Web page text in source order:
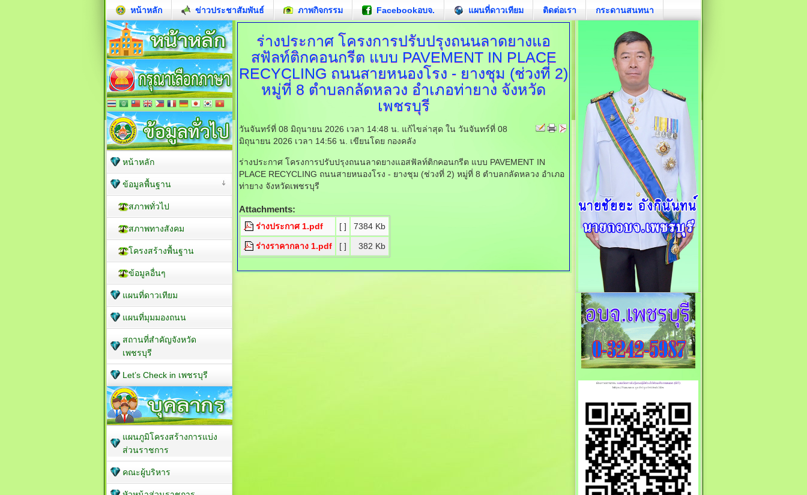
หน้าหลัก ข่าวประชาสัมพันธ์ ภาพกิจกรรม Facebookอบจ. แผนที่ดาวเทียม ติดต่อเรา กระดานสนทนา
ร่างประกาศ โครงการปรับปรุงถนนลาดยางแอ
สฟัลท์ติกคอนกรีต แบบ PAVEMENT IN PLACE
RECYCLING ถนนสายหนองโรง - ยางชุม (ช่วงที่ 2)
หมู่ที่ 8 ตำบลกลัดหลวง อำเภอท่ายาง จังหวัด
เพชรบุรี
วันจันทร์ที่ 08 มิถุนายน 2026 เวลา 14:48 น. แก้ไขล่าสุด ใน วันจันทร์ที่ 08
มิถุนายน 2026 เวลา 14:56 น. เขียนโดย กองคลัง
ร่างประกาศ โครงการปรับปรุงถนนลาดยางแอสฟัลท์ติกคอนกรีต แบบ PAVEMENT IN
PLACE RECYCLING ถนนสายหนองโรง - ยางชุม (ช่วงที่ 2) หมู่ที่ 8 ตำบลกลัดหลวง อำเภอ
ท่ายาง จังหวัดเพชรบุรี
Attachments:
ร่างประกาศ 1.pdf [ ] 7384 Kb
ร่างราคากลาง 1.pdf [ ] 382 Kb
หน้าหลัก
ข้อมูลพื้นฐาน
สภาพทั่วไป
สภาพทางสังคม
โครงสร้างพื้นฐาน
ข้อมูลอื่นๆ
แผนที่ดาวเทียม
แผนที่มุมมองถนน
สถานที่สำคัญจังหวัด
เพชรบุรี
Let’s Check in เพชรบุรี
แผนภูมิโครงสร้างการแบ่ง
ส่วนราชการ
คณะผู้บริหาร